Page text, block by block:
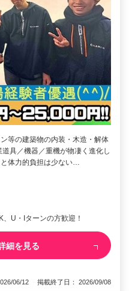
等の建築物の内装・木造・解体
具／機器／重機が物凄く進化し
体力的負担は少ない…
U・Iターンの方歓迎！
細を見る
06/12 掲載終了日： 2026/09/08